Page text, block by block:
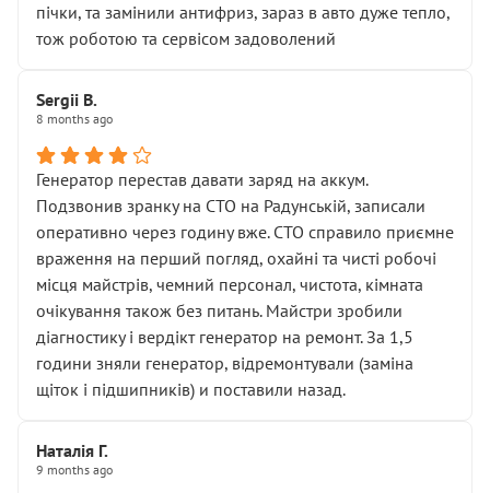
пічки, та замінили антифриз, зараз в авто дуже тепло,
тож роботою та сервісом задоволений
Sergii B.
8 months ago
Генератор перестав давати заряд на аккум.
Подзвонив зранку на СТО на Радунській, записали
оперативно через годину вже. СТО справило приємне
враження на перший погляд, охайні та чисті робочі
місця майстрів, чемний персонал, чистота, кімната
очікування також без питань. Майстри зробили
діагностику і вердікт генератор на ремонт. За 1,5
години зняли генератор, відремонтували (заміна
щіток і підшипників) и поставили назад.
Наталія Г.
9 months ago